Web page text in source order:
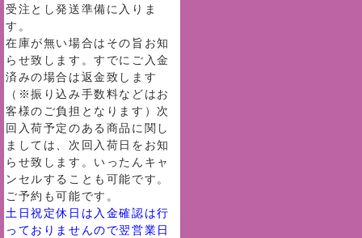
受注とし発送準備に入りま
す。
在庫が無い場合はその旨お知
らせ致します。すでにご入金
済みの場合は返金致します
（※振り込み手数料などはお
客様のご負担となります）次
回入荷予定のある商品に関し
ましては、次回入荷日をお知
らせ致します。いったんキャ
ンセルすることも可能です。
ご予約も可能です。
土日祝定休日は入金確認は行
っておりませんので翌営業日